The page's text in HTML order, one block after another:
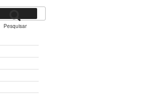
Pesquisar